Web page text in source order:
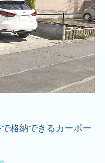
格納できるカーポー